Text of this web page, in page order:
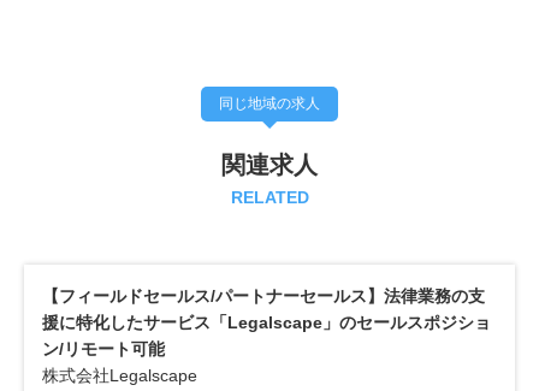
同じ地域の求人
関連求人
RELATED
【フィールドセールス/パートナーセールス】法律業務の支
援に特化したサービス「Legalscape」のセールスポジショ
ン/リモート可能
株式会社Legalscape